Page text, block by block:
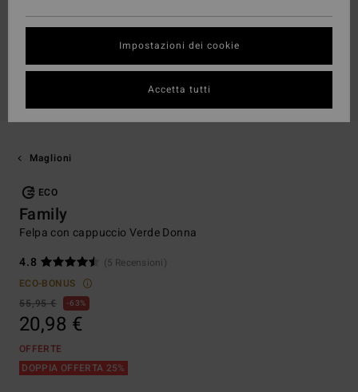
Maglioni
ECO
Family
Felpa con cappuccio Verde Donna
4.8
(5 Recensioni)
ECO-BONUS
55,95 €
63%
20,98 €
OFFERTE
DOPPIA OFFERTA 25%
Impostazioni dei cookie
Accetta tutti